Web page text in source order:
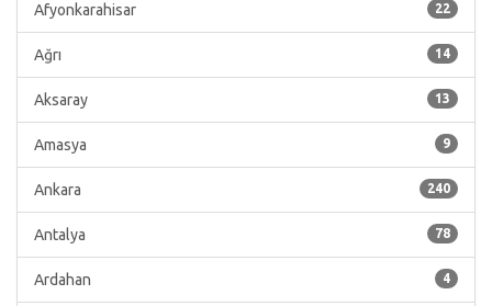
22
Afyonkarahisar
14
Ağrı
13
Aksaray
9
Amasya
240
Ankara
78
Antalya
4
Ardahan